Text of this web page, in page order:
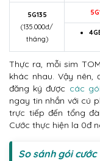
5G135
(135.000đ/
tháng)
Thực ra, mỗi sim
khác nhau. Vậy
đăng ký được các
ngay tin nhắn với cú
trực tiếp đến tổng đài
Cước thực hiện la 0đ
So sánh gói